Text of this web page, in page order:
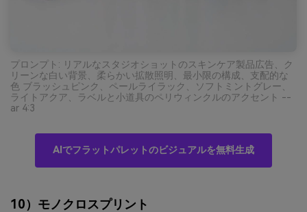
プロンプト: リアルなスタジオショットのスキンケア製品広告、ク
リーンな白い背景、柔らかい拡散照明、最小限の構成、支配的な
色 ブラッシュピンク、ペールライラック、ソフトミントグレー、
ライトアクア、ラベルと小道具のペリウィンクルのアクセント --
ar 4:3
AIでフラットパレットのビジュアルを無料生成
10）モノクロスプリント